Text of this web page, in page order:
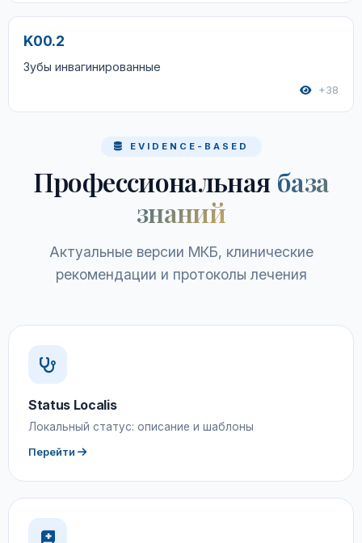
K00.2
Зубы инвагинированные
+38
EVIDENCE-BASED
Профессиональная база
знаний
Актуальные версии МКБ, клинические
рекомендации и протоколы лечения
Status Localis
Локальный статус: описание и шаблоны
Перейти